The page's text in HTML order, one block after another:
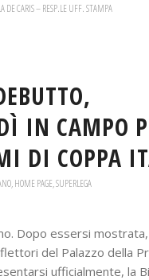
DE CARIS – RESP.LE UFF. STAMPA
IN CAMPO
DI COPPA
,HOME PAGE,SUPERLEGA
Dopo essersi
del Palazzo della
ufficialmente, la